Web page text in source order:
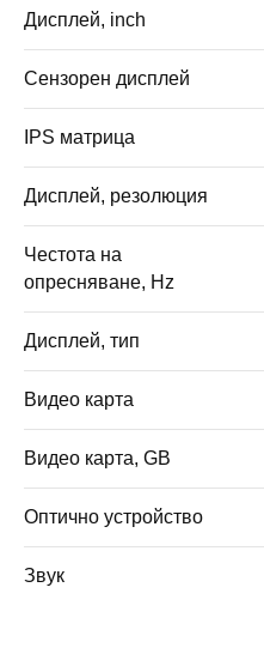
Дисплей, inch
Сензорен дисплей
IPS матрица
Дисплей, резолюция
Честота на
опресняване, Hz
Дисплей, тип
Видео карта
Видео карта, GB
Оптично устройство
Звук